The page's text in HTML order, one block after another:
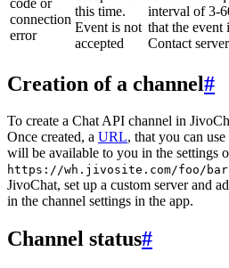
connection
error
this time.
Event is not
accepted
interval of 3-
that the event
Contact
Creation of a channel#
To create a Chat API channel in
Once created, a URL, that you can
will be available to you in the settings
https://wh.jivosite.com/foo/bar
JivoChat, set up a custom server and
in the channel settings in the app.
Channel status#